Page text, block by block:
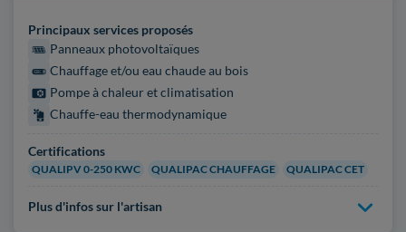
Principaux services proposés
Panneaux photovoltaïques
Chauffage et/ou eau chaude au bois
Pompe à chaleur et climatisation
Chauffe-eau thermodynamique
Certifications
QUALIPV 0-250 KWC QUALIPAC CHAUFFAGE QUALIPAC CET
Plus d'infos sur l'artisan